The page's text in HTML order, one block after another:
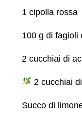
1 cipolla rossa
100 g di fagioli
2 cucchiai di
2 cucchiai
Succo di